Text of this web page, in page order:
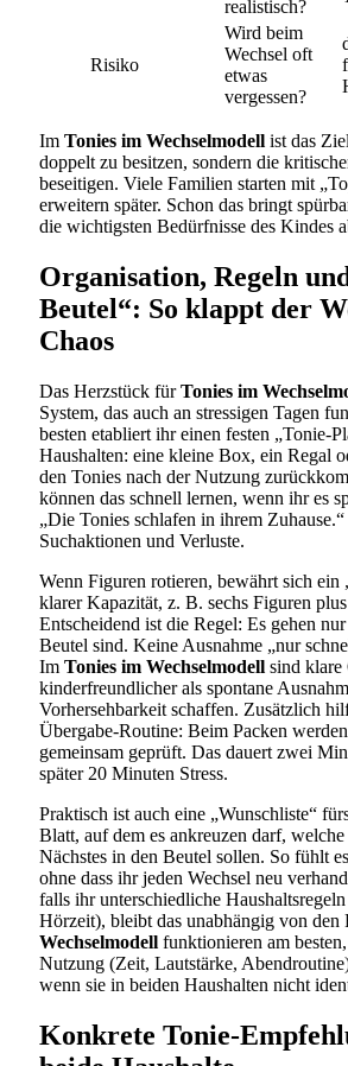
realistisch?
Risiko
Wird beim
Wechsel oft
etwas
vergessen?
Im Tonies im Wechselmodell ist das
doppelt zu besitzen, sondern die
beseitigen. Viele Familien starten mit
erweitern später. Schon das bringt
die wichtigsten Bedürfnisse des Kindes
Organisation, Regeln
Beutel“: So klappt der
Chaos
Das Herzstück fürTonies im
System, das auch an stressigen Tagen
besten etabliert ihr einen festen „Tonie-
Haushalten: eine kleine Box, ein Regal
den Tonies nach der Nutzung
können das schnell lernen, wenn ihr es
„Die Tonies schlafen in ihrem
Suchaktionen und Verluste.
Wenn Figuren rotieren, bewährt sich ein
klarer Kapazität, z. B. sechs Figuren
Entscheidend ist die Regel: Es gehen
Beutel sind. Keine Ausnahme „nur
Im Tonies im Wechselmodell sind klare
kinderfreundlicher als spontane
Vorhersehbarkeit schaffen. Zusätzlich
Übergabe-Routine: Beim Packen
gemeinsam geprüft. Das dauert zwei
später 20 Minuten Stress.
Praktisch ist auch eine „Wunschliste“
Blatt, auf dem es ankreuzen darf,
Nächstes in den Beutel sollen. So fühlt
ohne dass ihr jeden Wechsel neu
falls ihr unterschiedliche
Hörzeit), bleibt das unabhängig von den
Wechselmodell funktionieren am
Nutzung (Zeit, Lautstärke,
wenn sie in beiden Haushalten nicht
Konkrete Tonie-